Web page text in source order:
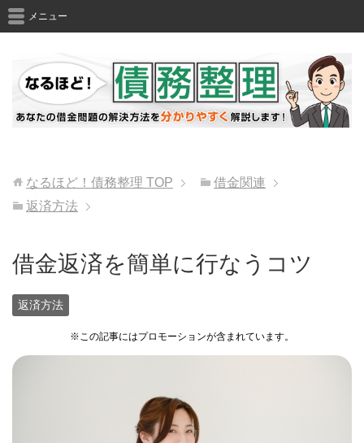
メニュー
なるほど！債務整理 TOP
借金関連
返済方法
借金返済を簡単に行なうコツ
返済方法
※この記事にはプロモーションが含まれています。